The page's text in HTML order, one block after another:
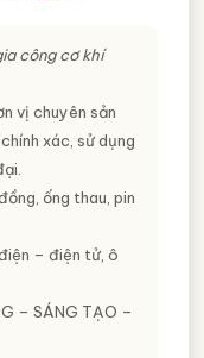
công cơ khí
vị chuyên sản
xác, sử dụng
ống thau, pin
– điện tử, ô
– SÁNG TẠO –